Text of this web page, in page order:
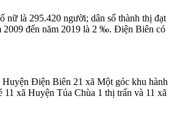
nữ là 295.420 người; dân số thành thị đạt
2009 đến năm 2019 là 2 ‰. Điện Biên có
Điện Biên 21 xã Một góc khu hành
xã Huyện Tủa Chùa 1 thị trấn và 11 xã